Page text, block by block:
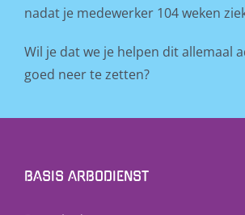
nadat je medewerker 104 weken
Wil je dat we je helpen dit allemaal
goed neer te zetten?
BASIS ARBODIENST